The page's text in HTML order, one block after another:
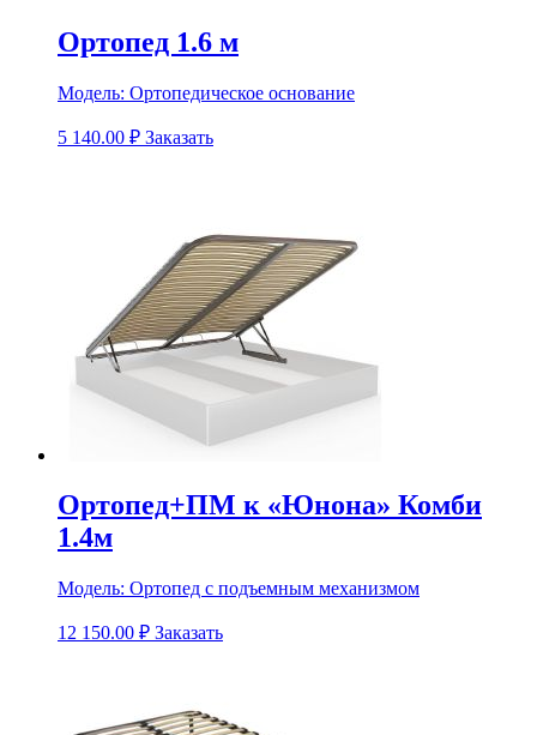
Ортопед 1.6 м
Модель: Ортопедическое основание
5 140.00 ₽ Заказать
Ортопед+ПМ к «Юнона» Комби
1.4м
Модель: Ортопед с подъемным механизмом
12 150.00 ₽ Заказать